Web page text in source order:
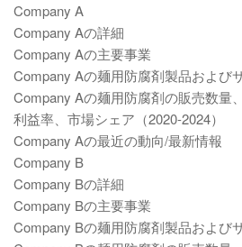
Company A
Company Aの詳細
Company Aの主要事業
Company Aの麺用防腐剤製品および
Company Aの麺用防腐剤の販売数量
利益率、市場シェア（2020-2024）
Company Aの最近の動向/最新情報
Company B
Company Bの詳細
Company Bの主要事業
Company Bの麺用防腐剤製品および